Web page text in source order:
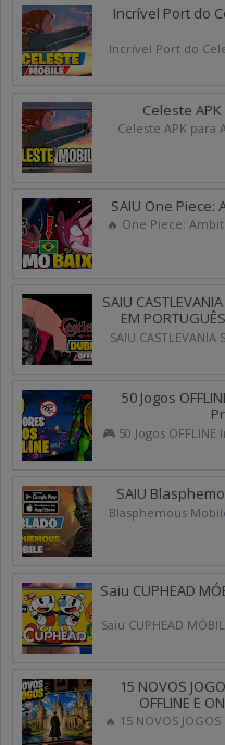
Incrível Port do
Incrível Port do
Celeste
Celeste APK
SAIU One Piece:
🔥 One Piece:
SAIU
EM
SAIU
50 Jogos
🎮 50 Jogos
SAIU
Blasphemous
Saiu CUPHEAD
Saiu CUPHEAD
15 NOVOS
OFFLINE E
🔥 15 NOVOS